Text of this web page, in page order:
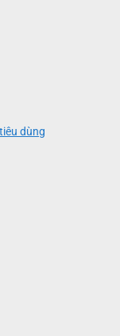
dùng